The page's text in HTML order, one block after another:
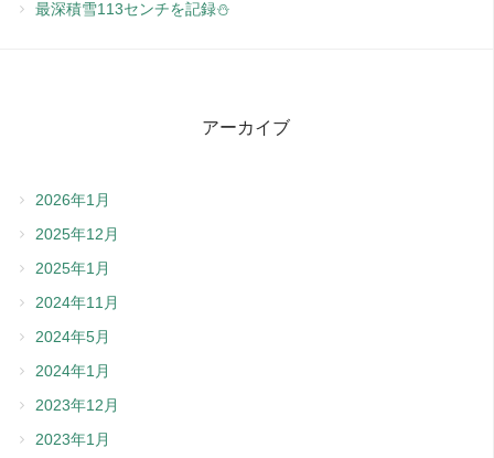
最深積雪113センチを記録⛄️
アーカイブ
2026年1月
2025年12月
2025年1月
2024年11月
2024年5月
2024年1月
2023年12月
2023年1月